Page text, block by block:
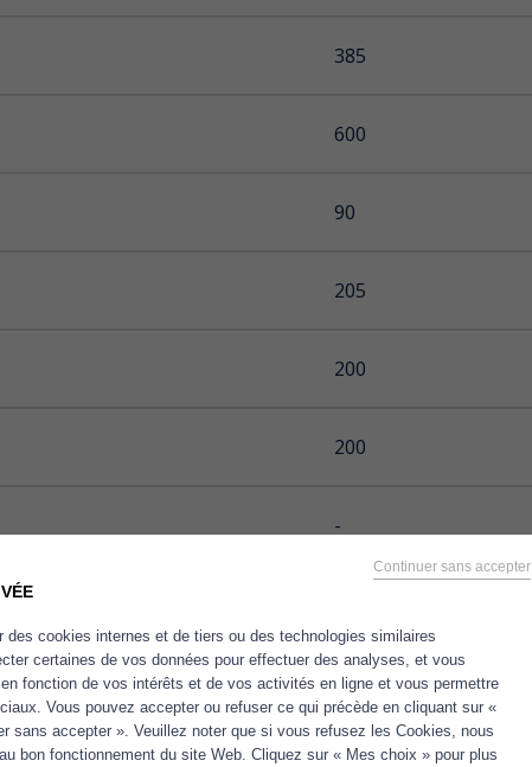
385
600
90
205
200
200
-
65
cookies internes et de tiers ou des technologies similaires
certaines de vos données pour effectuer des analyses, et vous
fonction de vos intérêts et de vos activités en ligne et vous permettre
Vous pouvez accepter ou refuser ce qui précède en cliquant sur «
sans accepter ». Veuillez noter que si vous refusez les Cookies, nous
bon fonctionnement du site Web. Cliquez sur « Mes choix » pour plus
Continuer sans accepter